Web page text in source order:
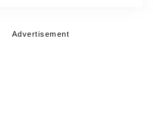
Advertisement